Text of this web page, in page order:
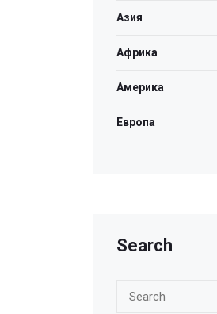
Азия
Африка
Америка
Европа
Search